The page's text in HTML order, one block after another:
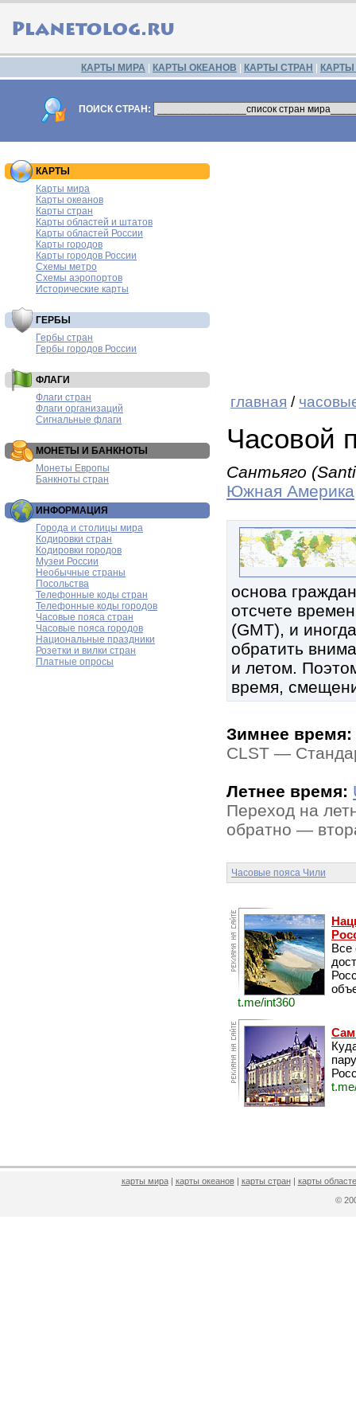
КАРТЫ МИРА КАРТЫ ОКЕАНОВ КАРТЫ СТРАН
ПОИСК СТРАН:
КАРТЫ
Карты мира
Карты океанов
Карты стран
Карты областей и штатов
Карты областей России
Карты городов
Карты городов России
Схемы метро
Схемы аэропортов
Исторические карты
ГЕРБЫ
Гербы стран
Гербы городов России
ФЛАГИ
Флаги стран
Флаги организаций
Сигнальные флаги
МОНЕТЫ И БАНКНОТЫ
Монеты Европы
Банкноты стран
ИНФОРМАЦИЯ
Города и столицы мира
Кодировки стран
Кодировки городов
Музеи России
Необычные страны
Посольства
Телефонные коды стран
Телефонные коды городов
Часовые пояса стран
Часовые пояса городов
Национальные праздники
Розетки и вилки стран
Платные опросы
главная /
Часовой
Сантьяго
Южная Америка
основа
отсчете
(GMT), и
обратить
и летом.
время,
Зимнее время:
CLST —
Летнее время:
Переход на
обратно —
Часовые пояса Чили
Все
t.me/int360
карты мира| карты океанов| карты стран| карты
©